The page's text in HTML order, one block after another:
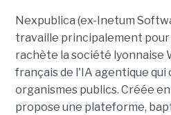
Nexpublica (ex-Inetum
travaille principalement pour
rachète la société lyonnaise
français de l'IA agentique qui
organismes publics. Créée
propose une plateforme,